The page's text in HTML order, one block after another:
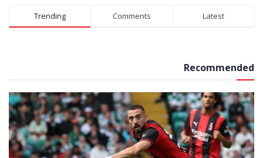
Alternative:
Trending Comments Latest
Recommended